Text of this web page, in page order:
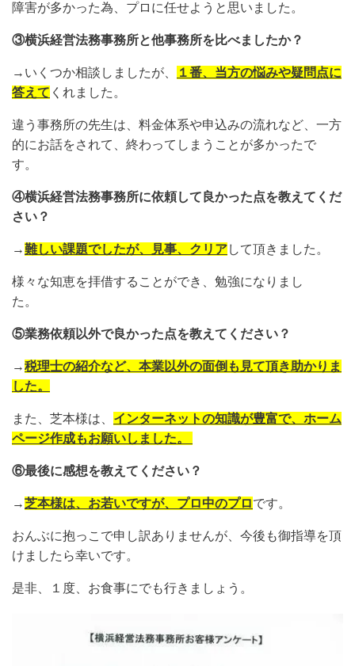
障害が多かった為、プロに任せようと思いました。
③横浜経営法務事務所と他事務所を比べましたか？
→いくつか相談しましたが、
１番、当方の悩みや疑問点に
答えて くれました。
違う事務所の先生は、料金体系や申込みの流れなど、一方
的にお話をされて、終わってしまうことが多かったで
す。
④横浜経営法務事務所に依頼して良かった点を教えてくだ
さい？
→難しい課題でしたが、見事、クリアして頂きました。
様々な知恵を拝借することができ、勉強になりまし
た。
⑤業務依頼以外で良かった点を教えてください？
→税理士の紹介など、本業以外の面倒も見て頂き助かりま
した。
また、芝本様は、 インターネットの知識が豊富で、ホーム
ページ作成もお願いしました。
⑥最後に感想を教えてください？
→芝本様は、お若いですが、プロ中のプロです。
おんぶに抱っこで申し訳ありませんが、今後も御指導を頂
けましたら幸いです。
是非、１度、お食事にでも行きましょう。